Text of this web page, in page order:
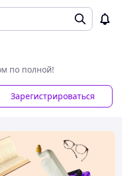
по полной!
Зарегистрироваться